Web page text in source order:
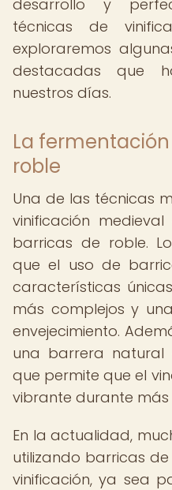
desarrollo y
técnicas de
exploraremos
destacadas que
nuestros días.
La
roble
Una de las técnicas
vinificación
barricas de roble.
que el uso de
características
más complejos y
envejecimiento.
una barrera natural
que permite que el
vibrante durante más
En la actualidad,
utilizando barricas
vinificación, ya sea